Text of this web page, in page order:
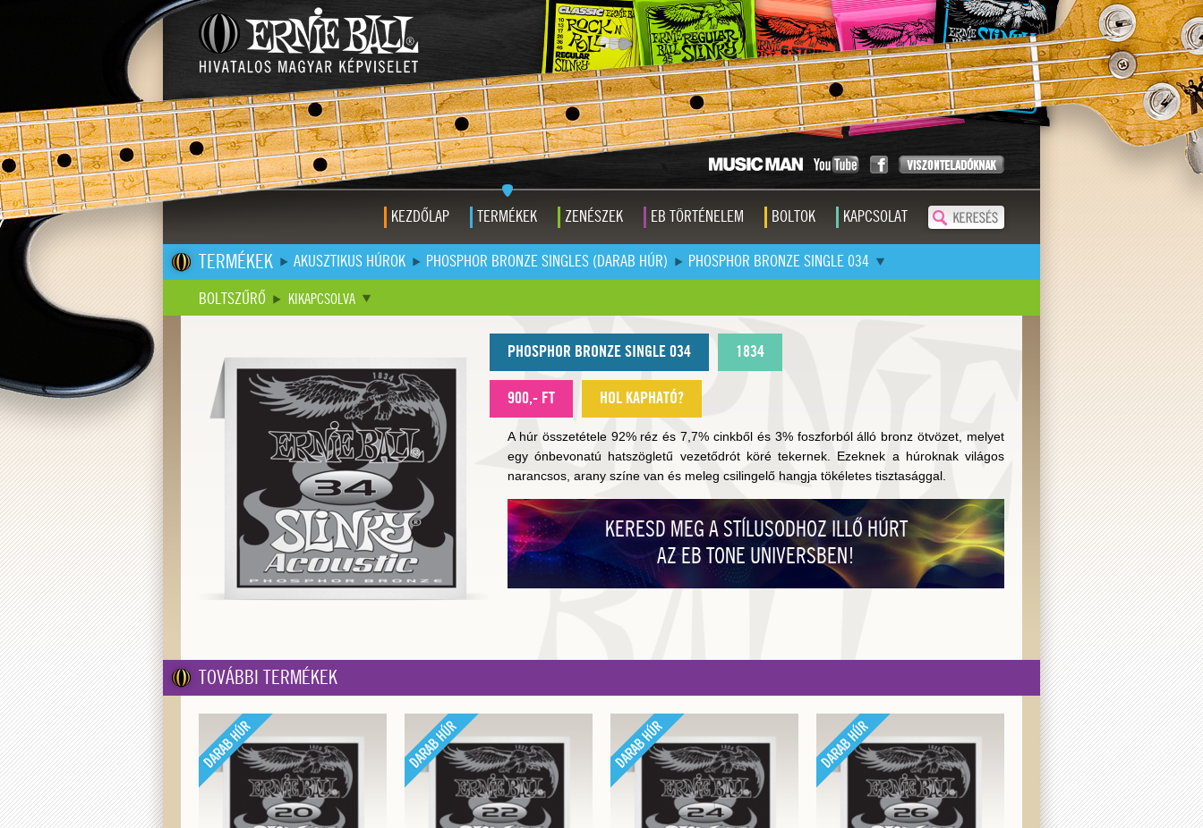
KEZDŐLAP TERMÉKEK ZENÉSZEK EB TÖRTÉNELEM BOLTOK KAPCSOLAT
TERMÉKEK AKUSZTIKUS HÚROK PHOSPHOR BRONZE SINGLES (DARAB HÚR)
PHOSPHOR BRONZE SINGLE 034
BOLTSZŰRŐ
KIKAPCSOLVA
PHOSPHOR BRONZE SINGLE 034 1834
900,- FT HOL KAPHATÓ?
A húr összetétele 92% réz és 7,7% cinkből és 3% foszforból álló bronz ötvözet, melyet
egy ónbevonatú hatszögletű vezetődrót köré tekernek. Ezeknek a húroknak világos
narancsos, arany színe van és meleg csilingelő hangja tökéletes tisztasággal.
KERESD MEG A STÍLUSODHOZ ILLŐ HÚRT
AZ EB TONE UNIVERSBEN!
TOVÁBBI TERMÉKEK